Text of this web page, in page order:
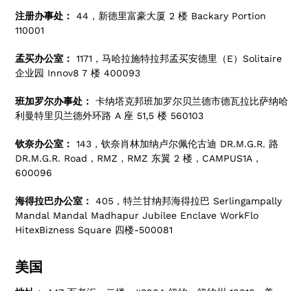
注册办事处：
44，新德里富豪大厦 2 楼 Backary Portion
110001
孟买办公室：
1171，马哈拉施特拉邦孟买安德里（E）Solitaire
企业园 Innov8 7 楼 400093
班加罗尔办事处：
卡纳塔克邦班加罗尔贝兰德市德瓦拉比萨纳哈
利曼特里贝兰德外环路 A 座 51,5 楼 560103
钦奈办公室：
143，钦奈肖林加纳卢尔佩伦古迪 DR.M.G.R. 路
DR.M.G.R. Road，RMZ，RMZ 东翼 2 楼，CAMPUS1A，
600096
海得拉巴办公室：
405，特兰甘纳邦海得拉巴 Serlingampally
Mandal Mandal Madhapur Jubilee Enclave WorkFlo
HitexBizness Square 四楼-500081
美国